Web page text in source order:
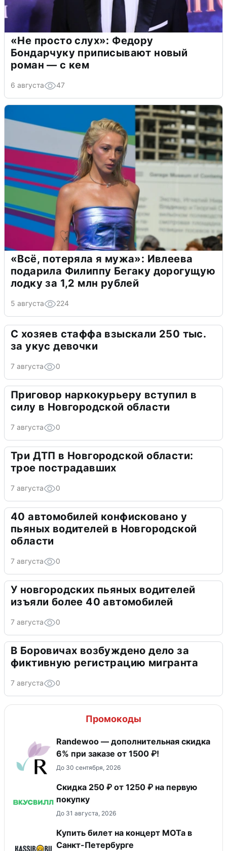
«Не просто слух»: Федору
Бондарчуку приписывают новый
роман — с кем
6 августа 47
«Всё, потеряла я мужа»: Ивлеева
подарила Филиппу Бегаку дорогущую
лодку за 1,2 млн рублей
5 августа 224
С хозяев стаффа взыскали 250 тыс.
за укус девочки
7 августа 0
Приговор наркокурьеру вступил в
силу в Новгородской области
7 августа 0
Три ДТП в Новгородской области:
трое пострадавших
7 августа 0
40 автомобилей конфисковано у
пьяных водителей в Новгородской
области
7 августа 0
У новгородских пьяных водителей
изъяли более 40 автомобилей
7 августа 0
В Боровичах возбуждено дело за
фиктивную регистрацию мигранта
7 августа 0
Промокоды
Randewoo — дополнительная скидка
6% при заказе от 1500 ₽!
До 30 сентября, 2026
Скидка 250 ₽ от 1250 ₽ на первую
покупку
До 31 августа, 2026
Купить билет на концерт МОТа в
Санкт-Петербурге